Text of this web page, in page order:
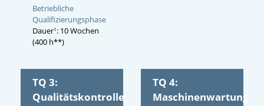
Betriebliche
Qualifizierungsphase
Dauer1 : 10 Wochen
(400 h**)
TQ 3:
Qualitätskontrolle
TQ 4:
Maschinenwartung